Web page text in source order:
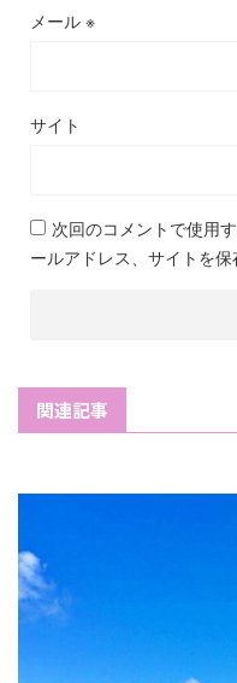
メール ※
サイト
次回のコメントで使用
ールアドレス、サイトを保
関連記事